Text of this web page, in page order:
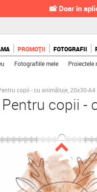
📸 Doar în
PROMOȚII FOTOGRAFII
Fotografiile mele Proiectele
copii - cu animăluțe, 20x30-A4
Pentru copii